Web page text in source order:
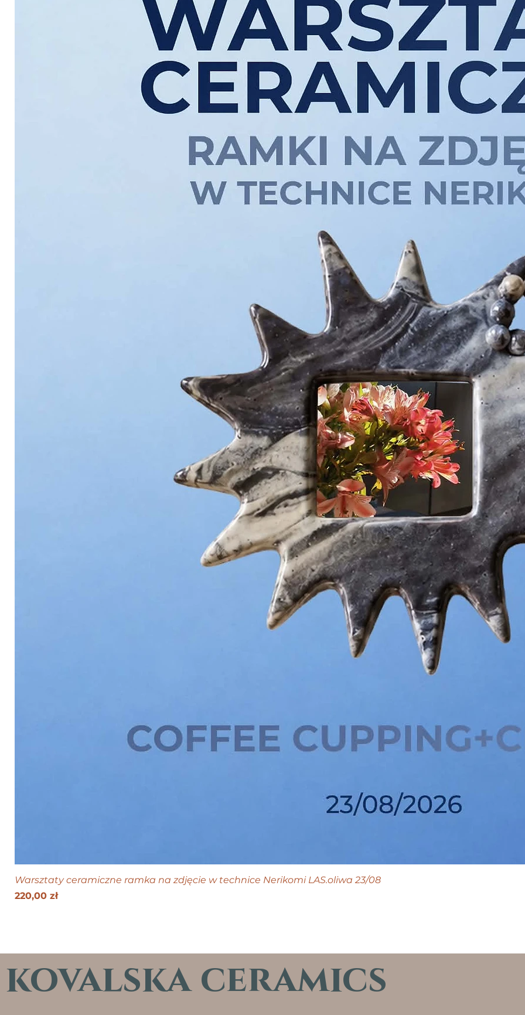
Warsztaty ceramiczne ramka na zdjęcie w technice Nerikomi LAS.oliwa 23/08
Cena
220,00 zł
kovalska ceramics